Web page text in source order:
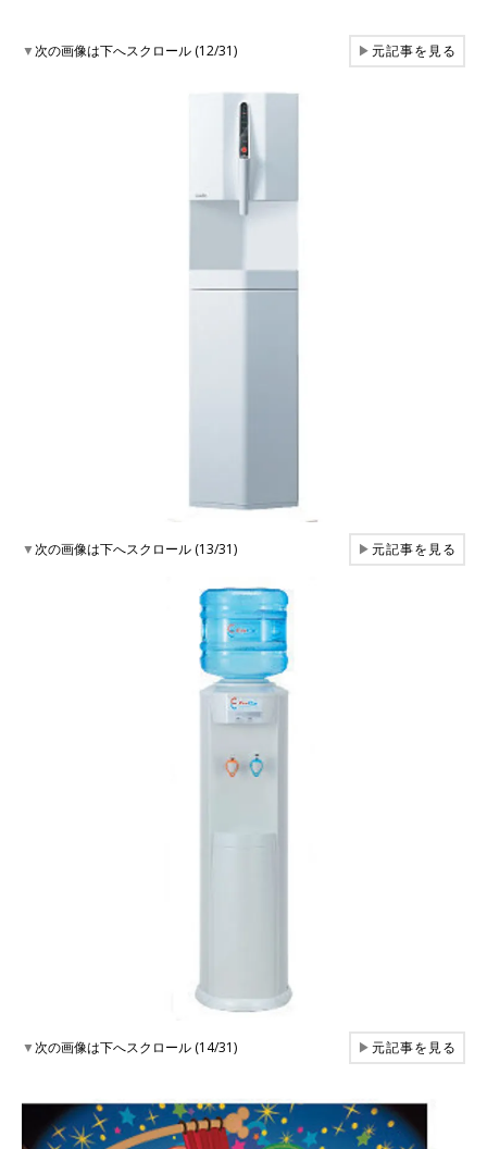
▼次の画像は下へスクロール (12/31) ▶元記事を見る
▼次の画像は下へスクロール (13/31) ▶元記事を見る
▼次の画像は下へスクロール (14/31) ▶元記事を見る